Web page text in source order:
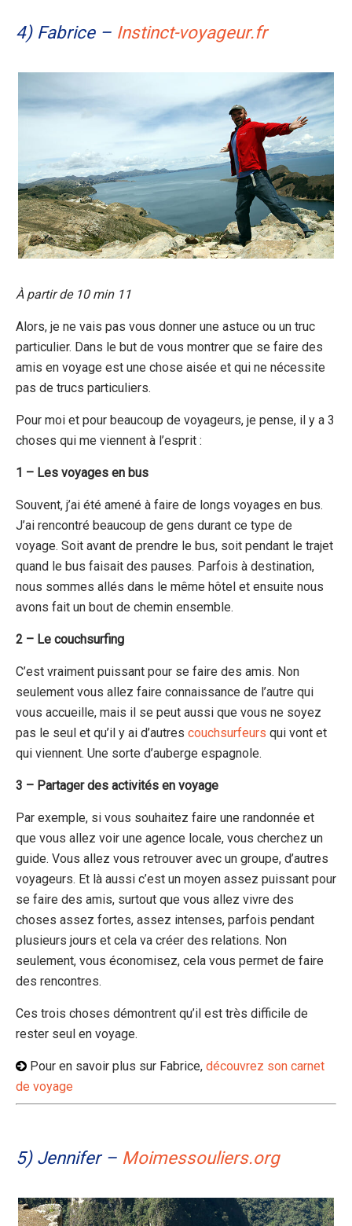
4) Fabrice – Instinct-voyageur.fr
À partir de 10 min 11
Alors, je ne vais pas vous donner une astuce ou un truc
particulier. Dans le but de vous montrer que se faire des
amis en voyage est une chose aisée et qui ne nécessite
pas de trucs particuliers.
Pour moi et pour beaucoup de voyageurs, je pense, il y a 3
choses qui me viennent à l’esprit :
1 – Les voyages en bus
Souvent, j’ai été amené à faire de longs voyages en bus.
J’ai rencontré beaucoup de gens durant ce type de
voyage. Soit avant de prendre le bus, soit pendant le trajet
quand le bus faisait des pauses. Parfois à destination,
nous sommes allés dans le même hôtel et ensuite nous
avons fait un bout de chemin ensemble.
2 – Le couchsurfing
C’est vraiment puissant pour se faire des amis. Non
seulement vous allez faire connaissance de l’autre qui
vous accueille, mais il se peut aussi que vous ne soyez
pas le seul et qu’il y ai d’autres couchsurfeurs qui vont et
qui viennent. Une sorte d’auberge espagnole.
3 – Partager des activités en voyage
Par exemple, si vous souhaitez faire une randonnée et
que vous allez voir une agence locale, vous cherchez un
guide. Vous allez vous retrouver avec un groupe, d’autres
voyageurs. Et là aussi c’est un moyen assez puissant pour
se faire des amis, surtout que vous allez vivre des
choses assez fortes, assez intenses, parfois pendant
plusieurs jours et cela va créer des relations. Non
seulement, vous économisez, cela vous permet de faire
des rencontres.
Ces trois choses démontrent qu’il est très difficile de
rester seul en voyage.
Pour en savoir plus sur Fabrice, découvrez son carnet
de voyage
5) Jennifer – Moimessouliers.org